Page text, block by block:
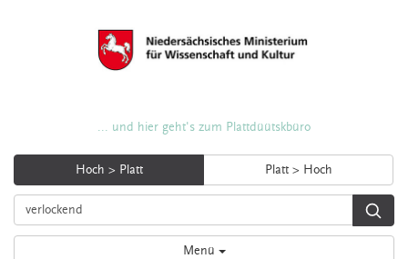
... und hier geht's zum Plattdüütskbüro
Hoch > Platt Platt > Hoch
Menü